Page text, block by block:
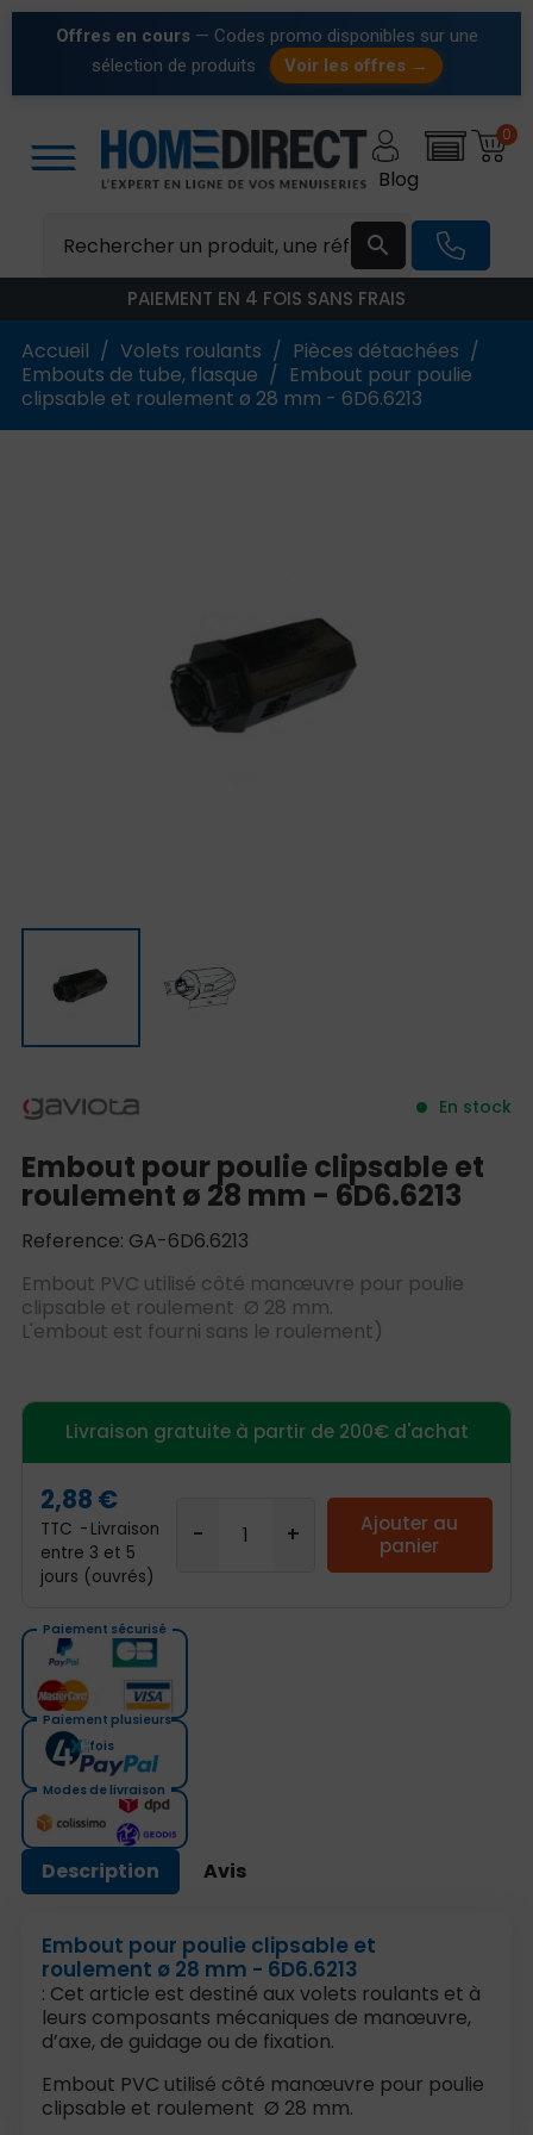
Offres en cours — Codes promo disponibles sur une
sélection de produits
Voir les offres →

0
Blog
PAIEMENT EN 4 FOIS SANS FRAIS
Accueil Volets roulants
Pièces détachées
Embouts de tube, flasque
Embout pour poulie
clipsable et roulement ø 28 mm - 6D6.6213
Embout pour poulie clipsable et
roulement ø 28 mm - 6D6.6213
Reference: GA-6D6.6213
Embout PVC utilisé côté manœuvre pour poulie
clipsable et roulement Ø 28 mm.
L'embout est fourni sans le roulement)
Livraison gratuite à partir de 200€ d'achat
2,88 €
TTC
Livraison
entre 3 et 5
jours (ouvrés)
Ajouter au
panier
En stock
Paiement sécurisé
Paiement plusieurs
fois
Modes de livraison
Description Avis
Embout pour poulie clipsable et
roulement ø 28 mm - 6D6.6213
: Cet article est destiné aux volets roulants et à
leurs composants mécaniques de manœuvre,
d’axe, de guidage ou de fixation.
Embout PVC utilisé côté manœuvre pour poulie
clipsable et roulement Ø 28 mm.